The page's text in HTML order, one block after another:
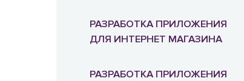
РАЗРАБОТКА ПРИЛОЖЕНИЯ
ДЛЯ ИНТЕРНЕТ МАГАЗИНА
РАЗРАБОТКА ПРИЛОЖЕНИЯ